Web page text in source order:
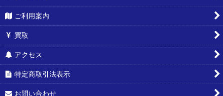
ご利用案内
買取
アクセス
特定商取引法表示
お問い合わせ